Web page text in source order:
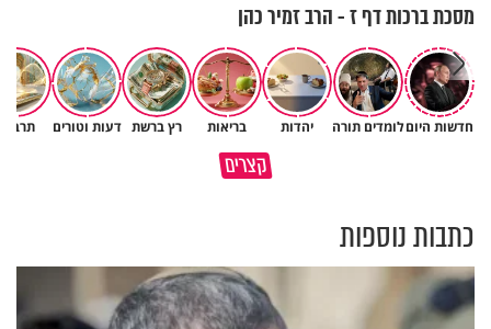
מסכת ברכות דף ז - הרב זמיר כהן
חדשות היוםלומדים תורה יהדות בריאות רץ ברשת דעות וטורים
קצרים
באיזה ארץ לומדים יותר גמרא
כתבות נוספות